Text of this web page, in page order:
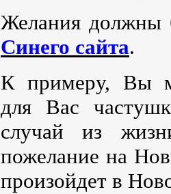
Желания должны
Синего сайта.
К примеру, Вы
для Вас
случай из
пожелание на
произойдет в